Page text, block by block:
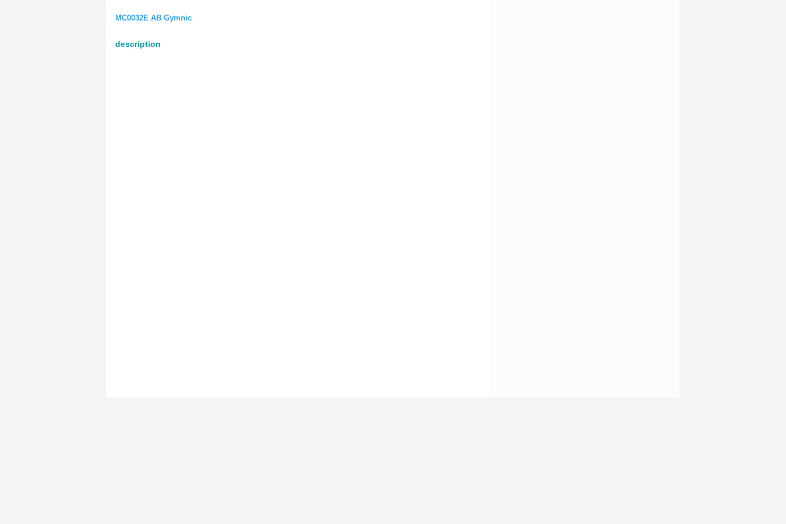
MC0032E AB Gymnic
description